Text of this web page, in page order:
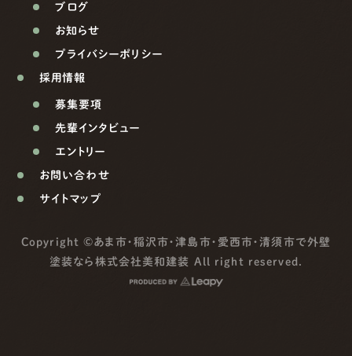
ブログ
お知らせ
プライバシーポリシー
採用情報
募集要項
先輩インタビュー
エントリー
お問い合わせ
サイトマップ
Copyright ©あま市・稲沢市・津島市・愛西市・清須市で外壁
塗装なら株式会社美和建装 All right reserved.